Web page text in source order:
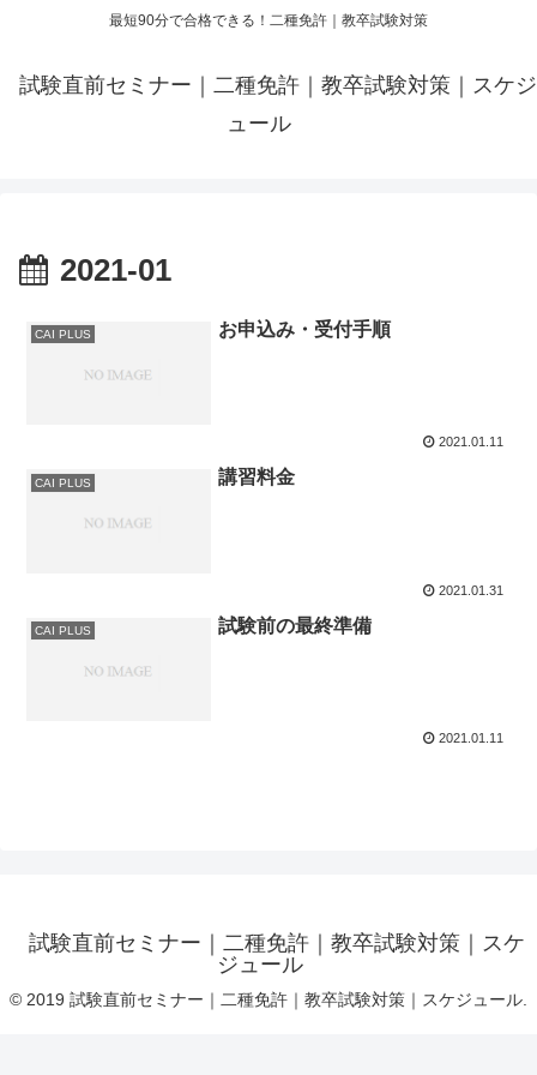
最短90分で合格できる！二種免許｜教卒試験対策
試験直前セミナー｜二種免許｜教卒試験対策｜スケジ
ュール
2021-01
CAI PLUS お申込み・受付手順
2021.01.11
CAI PLUS 講習料金
2021.01.31
CAI PLUS 試験前の最終準備
2021.01.11
試験直前セミナー｜二種免許｜教卒試験対策｜スケ
ジュール
© 2019 試験直前セミナー｜二種免許｜教卒試験対策｜スケジュール.